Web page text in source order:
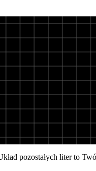
pozostałych liter to